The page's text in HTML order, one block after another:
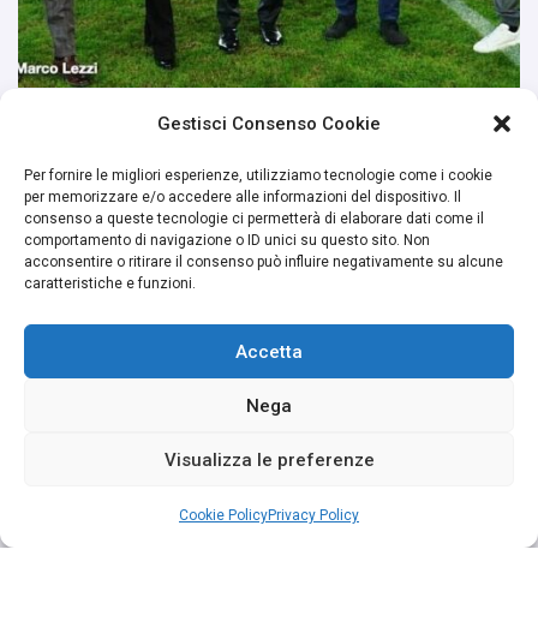
Gestisci Consenso Cookie
Per fornire le migliori esperienze, utilizziamo tecnologie come i cookie
per memorizzare e/o accedere alle informazioni del dispositivo. Il
consenso a queste tecnologie ci permetterà di elaborare dati come il
comportamento di navigazione o ID unici su questo sito. Non
acconsentire o ritirare il consenso può influire negativamente su alcune
caratteristiche e funzioni.
Accetta
Nega
Visualizza le preferenze
Cookie PolicyPrivacy Policy